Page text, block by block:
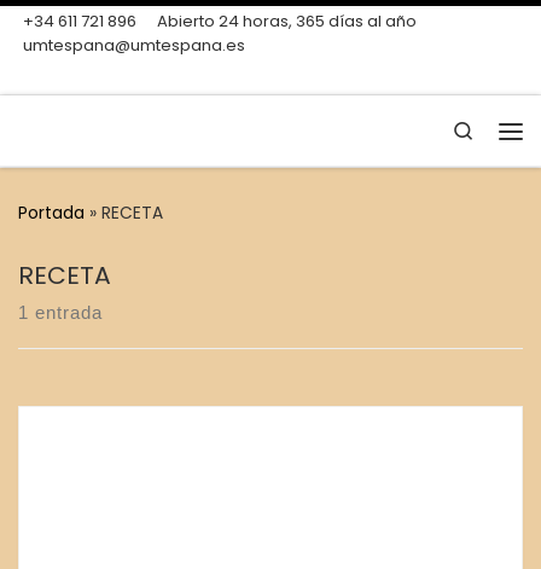
Skip to content
+34 611 721 896
Abierto 24 horas, 365 días al año
umtespana@umtespana.es
Search
Portada » RECETA
RECETA
1 entrada